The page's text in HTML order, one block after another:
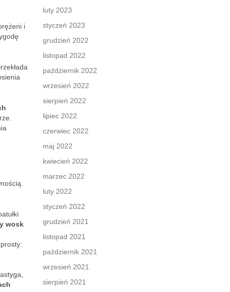
i
wosk
luty 2023
styczeń 2023
grudzień 2022
listopad 2022
październik 2022
wrzesień 2022
sierpień 2022
lipiec 2022
czerwiec 2022
maj 2022
kwiecień 2022
marzec 2022
luty 2022
styczeń 2022
grudzień 2021
listopad 2021
październik 2021
wrzesień 2021
sierpień 2021